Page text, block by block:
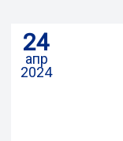
24
апр
2024